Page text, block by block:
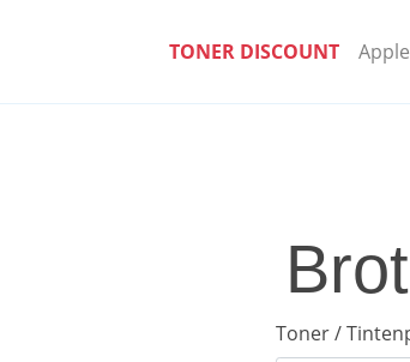
TONER DISCOUNT
Toner /